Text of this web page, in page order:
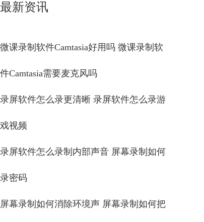
最新资讯
微课录制软件Camtasia好用吗 微课录制软
件Camtasia需要麦克风吗
录屏软件怎么录更清晰 录屏软件怎么录游
戏视频
录屏软件怎么录制内部声音 屏幕录制如何
录密码
屏幕录制如何消除环境声 屏幕录制如何把